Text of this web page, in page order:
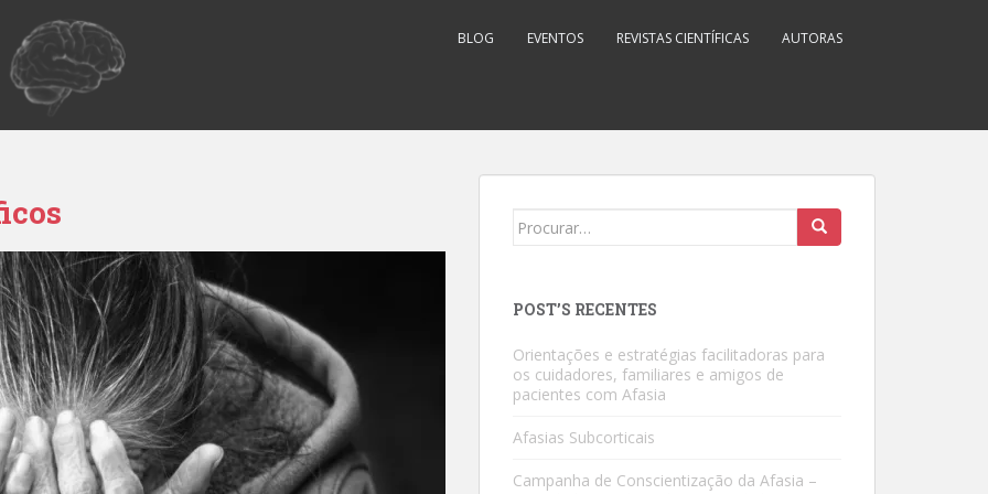
BLOG EVENTOS REVISTAS CIENTÍFICAS AUTORAS
Search
POST’S RECENTES
Orientações e estratégias facilitadoras para
os cuidadores, familiares e amigos de
pacientes com Afasia
Afasias Subcorticais
Campanha de Conscientização da Afasia –